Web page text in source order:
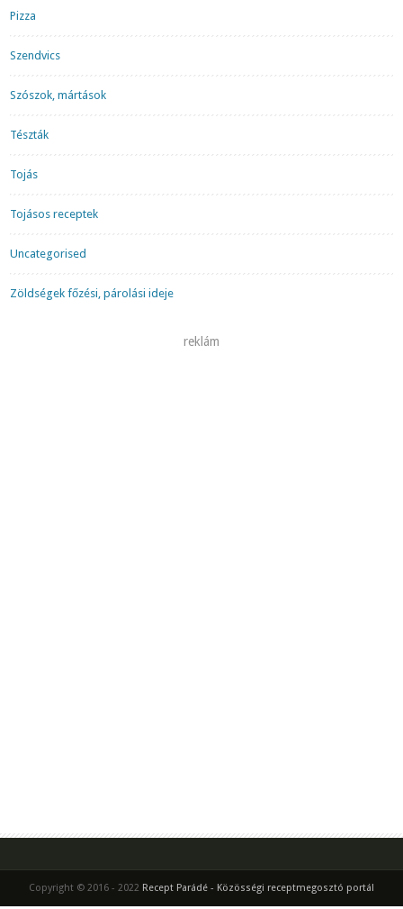
Pizza
Szendvics
Szószok, mártások
Tészták
Tojás
Tojásos receptek
Uncategorised
Zöldségek főzési, párolási ideje
reklám
Copyright © 2016 - 2022 Recept Parádé - Közösségi receptmegosztó portál